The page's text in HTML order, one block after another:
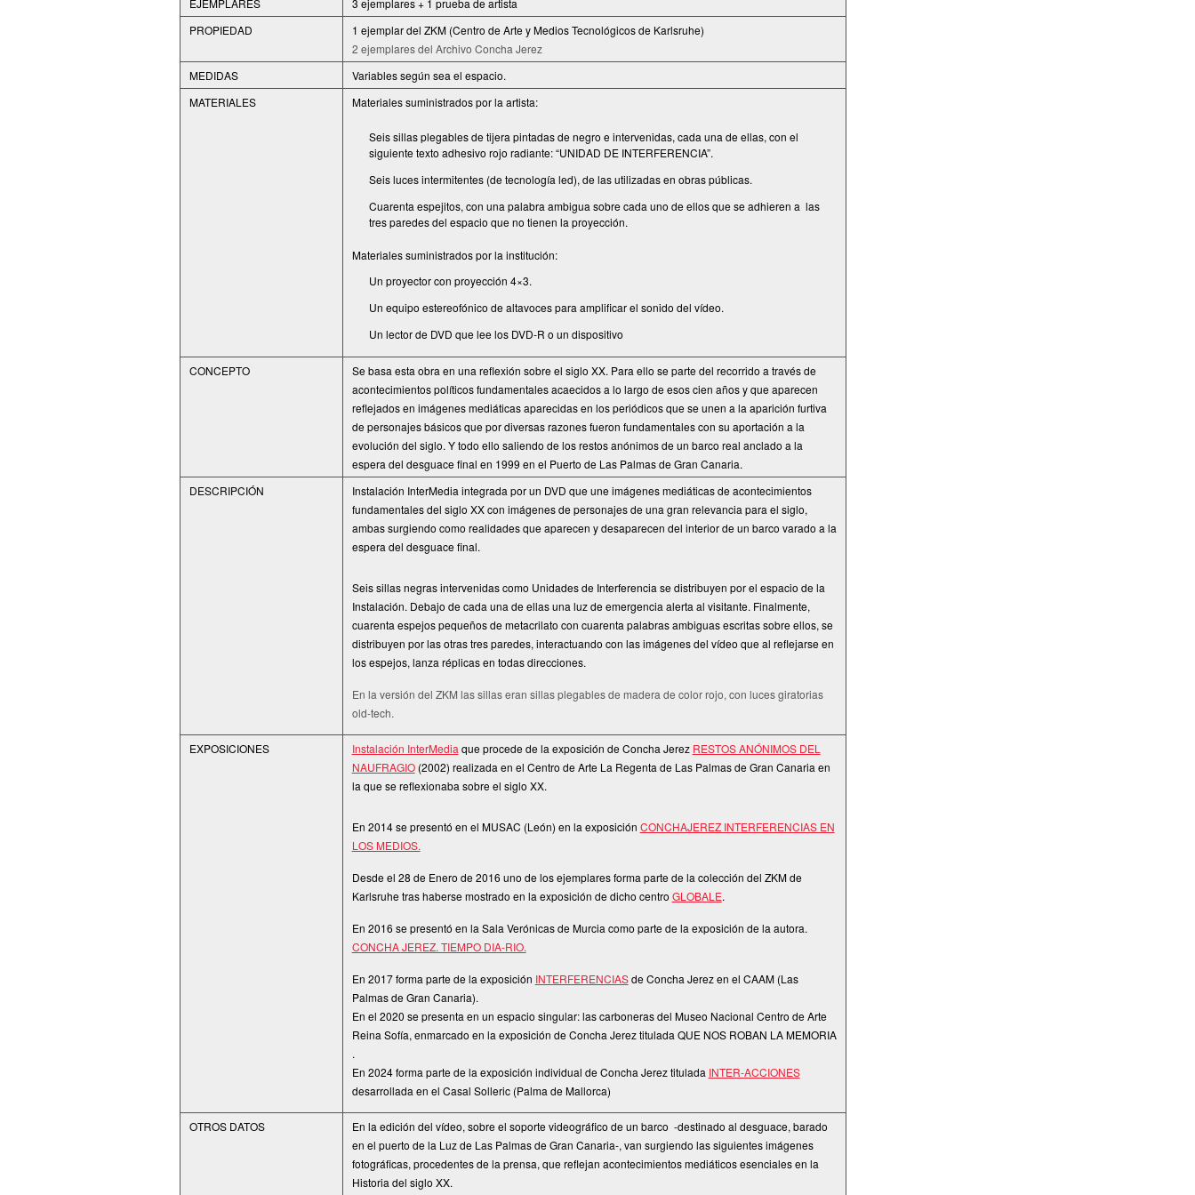
EJEMPLARES
3 ejemplares + 1 prueba de artista
PROPIEDAD
1 ejemplar del ZKM (Centro de Arte y Medios Tecnológicos de Karlsruhe)
2 ejemplares del Archivo Concha Jerez
MEDIDAS
Variables según sea el espacio.
MATERIALES
Materiales suministrados por la artista:
Seis sillas plegables de tijera pintadas de negro e intervenidas, cada una de ellas, con el
siguiente texto adhesivo rojo radiante: “UNIDAD DE INTERFERENCIA”.
Seis luces intermitentes (de tecnología led), de las utilizadas en obras públicas.
Cuarenta espejitos, con una palabra ambigua sobre cada uno de ellos que se adhieren a las
tres paredes del espacio que no tienen la proyección.
Materiales suministrados por la institución:
Un proyector con proyección 4×3.
Un equipo estereofónico de altavoces para ampliﬁcar el sonido del vídeo.
Un lector de DVD que lee los DVD-R o un dispositivo
CONCEPTO
Se basa esta obra en una reﬂexión sobre el siglo XX. Para ello se parte del recorrido a través de
acontecimientos políticos fundamentales acaecidos a lo largo de esos cien años y que aparecen
reﬂejados en imágenes mediáticas aparecidas en los periódicos que se unen a la aparición furtiva
de personajes básicos que por diversas razones fueron fundamentales con su aportación a la
evolución del siglo. Y todo ello saliendo de los restos anónimos de un barco real anclado a la
espera del desguace ﬁnal en 1999 en el Puerto de Las Palmas de Gran Canaria.
DESCRIPCIÓN
Instalación InterMedia integrada por un DVD que une imágenes mediáticas de acontecimientos
fundamentales del siglo XX con imágenes de personajes de una gran relevancia para el siglo,
ambas surgiendo como realidades que aparecen y desaparecen del interior de un barco varado a la
espera del desguace ﬁnal.
Seis sillas negras intervenidas como Unidades de Interferencia se distribuyen por el espacio de la
Instalación. Debajo de cada una de ellas una luz de emergencia alerta al visitante. Finalmente,
cuarenta espejos pequeños de metacrilato con cuarenta palabras ambiguas escritas sobre ellos, se
distribuyen por las otras tres paredes, interactuando con las imágenes del vídeo que al reﬂejarse en
los espejos, lanza réplicas en todas direcciones.
En la versión del ZKM las sillas eran sillas plegables de madera de color rojo, con luces giratorias
old-tech.
EXPOSICIONES Instalación InterMedia que procede de la exposición de Concha Jerez RESTOS ANÓNIMOS DEL
NAUFRAGIO(2002) realizada en el Centro de Arte La Regenta de Las Palmas de Gran Canaria en
la que se reﬂexionaba sobre el siglo XX.
En 2014 se presentó en el MUSAC (León) en la exposición CONCHAJEREZ INTERFERENCIAS EN
LOS MEDIOS.
Desde el 28 de Enero de 2016 uno de los ejemplares forma parte de la colección del ZKM de
Karlsruhe tras haberse mostrado en la exposición de dicho centro GLOBALE.
En 2016 se presentó en la Sala Verónicas de Murcia como parte de la exposición de la autora.
CONCHA JEREZ. TIEMPO DIA-RIO.
En 2017 forma parte de la exposición INTERFERENCIASde Concha Jerez en el CAAM (Las
Palmas de Gran Canaria).
En el 2020 se presenta en un espacio singular: las carboneras del Museo Nacional Centro de Arte
Reina Sofía, enmarcado en la exposición de Concha Jerez titulada QUE NOS ROBAN LA MEMORIA
.
En 2024 forma parte de la exposición individual de Concha Jerez titulada INTER-ACCIONES
desarrollada en el Casal Solleric (Palma de Mallorca)
OTROS DATOS
En la edición del vídeo, sobre el soporte videográfico de un barco -destinado al desguace, barado
en el puerto de la Luz de Las Palmas de Gran Canaria-, van surgiendo las siguientes imágenes
fotográficas, procedentes de la prensa, que reflejan acontecimientos mediáticos esenciales en la
Historia del siglo XX.